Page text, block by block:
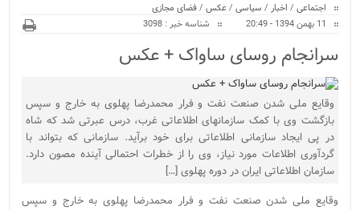
اجتماعی / اخبار / سیاسی / عکس /فضای مجازی
شناسه خبر : 3098
سرانجام روسای ساواک + عکس
وقایع ملی شدن صنعت نفت و فرار محمدرضا پهلوی به خارج و سپس
بازگشت وی با کمک سازمانهای اطلاعاتی غرب، درس عبرتی شد که شاه
در پی ایجاد سازمانی اطلاعاتی برای خود برآید. سازمانی که بتواند با
گردآوری اطلاعات مورد نیاز، وی را از خطرات احتمالی آینده مصون دارد.
سازمان اطلاعاتی ایران در دوره پهلوی […]
وقایع ملی شدن صنعت نفت و فرار محمدرضا پهلوی به خارج و سپس